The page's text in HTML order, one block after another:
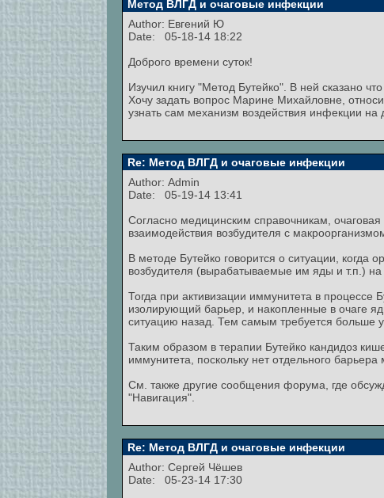
Метод ВЛГД и очаговые инфекции
Author: Евгений Ю
Date: 05-18-14 18:22
Доброго времени суток!
Изучил книгу "Метод Бутейко". В ней сказано
Хочу задать вопрос Марине Михайловне,
узнать сам механизм воздействия инфекции на
Re: Метод ВЛГД и очаговые инфекции
Author: Admin
Date: 05-19-14 13:41
Согласно медицинским справочникам,
взаимодействия возбудителя с
В методе Бутейко говорится о ситуации, когда
возбудителя (вырабатываемые им яды и т.п.) на
Тогда при активизации иммунитета в процессе
изолирующий барьер, и накопленные в очаге
ситуацию назад. Тем самым требуется больше
Таким образом в терапии Бутейко кандидоз
иммунитета, поскольку нет отдельного
См. также другие сообщения форума, где
"Навигация".
Re: Метод ВЛГД и очаговые инфекции
Author: Сергей Чёшев
Date: 05-23-14 17:30